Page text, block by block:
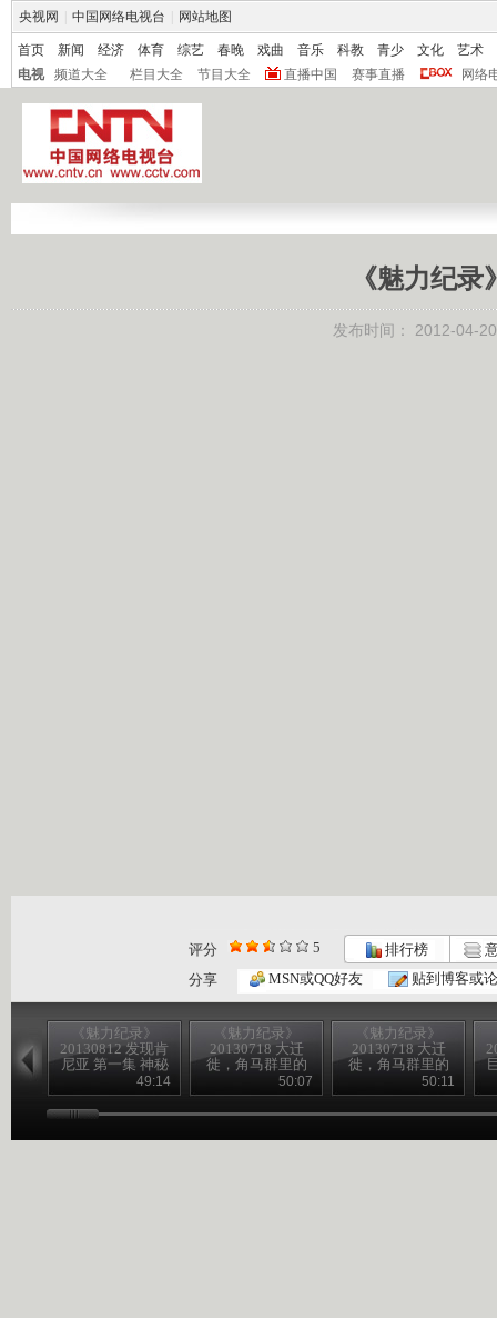
央视网 中国网络电视台 网站地图
首页 新闻 经济 体育 综艺 春晚 戏曲 音乐 科教 青少 文化
艺术
电视
频道大全 栏目大全 节目大全 直播中国 赛事直播 网络
《魅力纪录
发布时间： 2012-04-
评分 5 排行榜
分享
MSN或QQ好友 贴到博客或
《魅力纪录》
20130812 发现肯
尼亚 第一集 神秘
49:14
《魅力纪录》
20130718 大迁
徙，角马群里的
间谍 第二集 横渡
50:07
《魅力纪录》
20130718 大迁
徙，角马群里的
间谍 第一集 征途
50:11